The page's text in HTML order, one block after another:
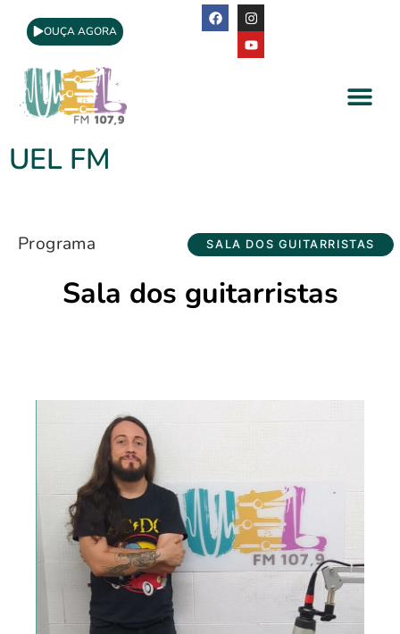
OUÇA AGORA
UEL FM
Programa SALA DOS GUITARRISTAS
Sala dos guitarristas